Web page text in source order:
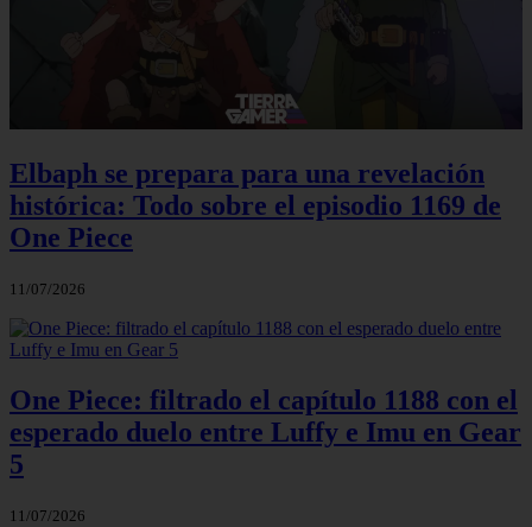
Elbaph se prepara para una revelación
histórica: Todo sobre el episodio 1169 de
One Piece
11/07/2026
One Piece: filtrado el capítulo 1188 con el
esperado duelo entre Luffy e Imu en Gear
5
11/07/2026